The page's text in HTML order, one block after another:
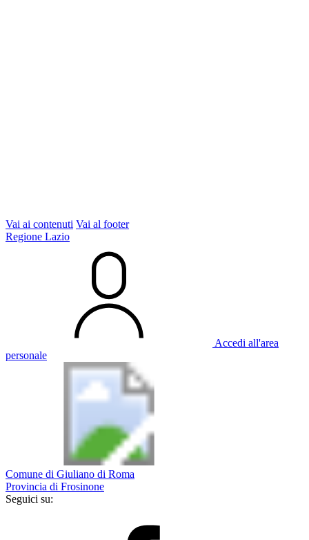
Vai ai contenuti Vai al footer
Regione Lazio
Accedi all'area
personale
Comune di Giuliano di Roma
Provincia di Frosinone
Seguici su: